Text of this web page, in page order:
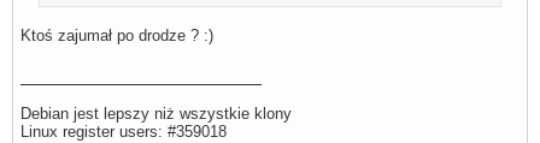
Ktoś zajumał po drodze ? :)
Debian jest lepszy niż wszystkie klony
Linux register users: #359018